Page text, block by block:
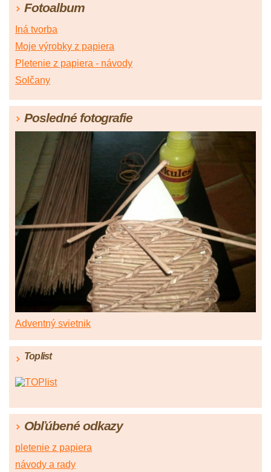
Fotoalbum
Iná tvorba
Moje výrobky z papiera
Pletenie z papiera - návody
Solčany
Posledné fotografie
Adventný svietnik
Toplist
Obľúbené odkazy
pletenie z papiera
návody a rady